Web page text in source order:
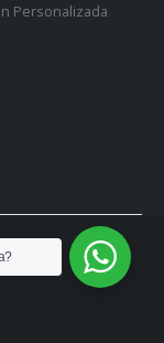
Personalizada